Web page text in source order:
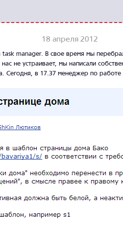
18 апреля 2012
manager. В свое время мы
не устраивает, мы написали
в 17.37 менеджер по